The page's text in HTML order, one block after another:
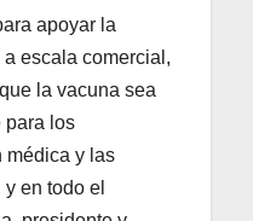
apoyar la
escala comercial,
la vacuna sea
para los
médica y las
en todo el